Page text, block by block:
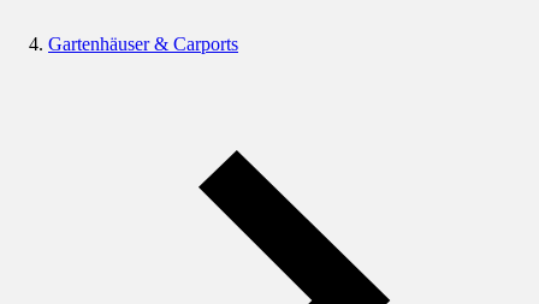
Gartenhäuser & Carports